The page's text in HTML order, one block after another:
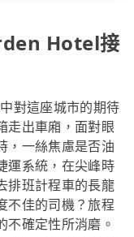
Hotel接
對這座城市的期待
走出車廂，面對眼
，一絲焦慮是否油
運系統，在尖峰時
排班計程車的長龍
不佳的司機？旅程
不確定性所消磨。